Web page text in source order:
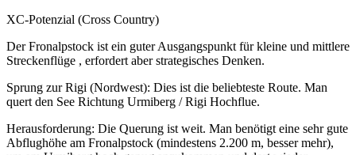
XC-Potenzial (Cross Country)
Der Fronalpstock ist ein guter Ausgangspunkt für kleine und mittlere
Streckenflüge , erfordert aber strategisches Denken.
Sprung zur Rigi (Nordwest): Dies ist die beliebteste Route. Man
quert den See Richtung Urmiberg / Rigi Hochflue.
Herausforderung: Die Querung ist weit. Man benötigt eine sehr gute
Abflughöhe am Fronalpstock (mindestens 2.200 m, besser mehr),